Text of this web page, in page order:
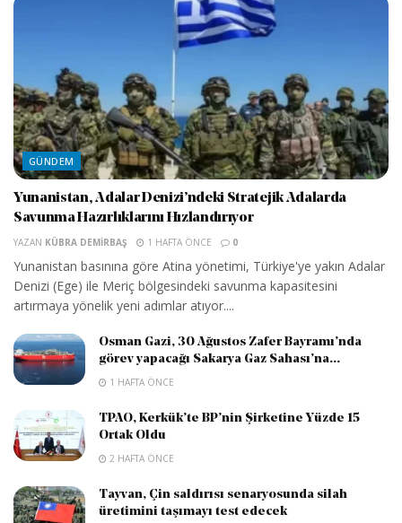
GÜNDEM
Yunanistan, Adalar Denizi’ndeki Stratejik Adalarda
Savunma Hazırlıklarını Hızlandırıyor
YAZAN KÜBRA DEMIRBAŞ 1 HAFTA ÖNCE 0
Yunanistan basınına göre Atina yönetimi, Türkiye'ye yakın Adalar
Denizi (Ege) ile Meriç bölgesindeki savunma kapasitesini
artırmaya yönelik yeni adımlar atıyor....
Osman Gazi, 30 Ağustos Zafer Bayramı’nda
görev yapacağı Sakarya Gaz Sahası’na...
1 HAFTA ÖNCE
TPAO, Kerkük’te BP’nin Şirketine Yüzde 15
Ortak Oldu
2 HAFTA ÖNCE
Tayvan, Çin saldırısı senaryosunda silah
üretimini taşımayı test edecek